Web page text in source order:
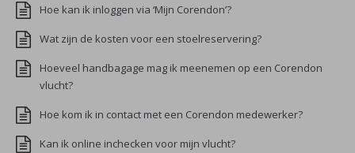
Hoe kan ik inloggen via ‘Mijn Corendon’?
Wat zijn de kosten voor een stoelreservering?
Hoeveel handbagage mag ik meenemen op een Corendon
vlucht?
Hoe kom ik in contact met een Corendon medewerker?
Kan ik online inchecken voor mijn vlucht?